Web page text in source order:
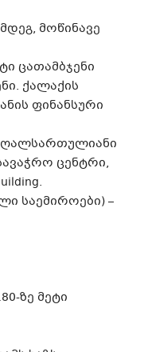
მოწინავე
ცათამბჯენი
ქალაქის
ფინანსური
ცენტრი,
საემიროები) –
ზე მეტი